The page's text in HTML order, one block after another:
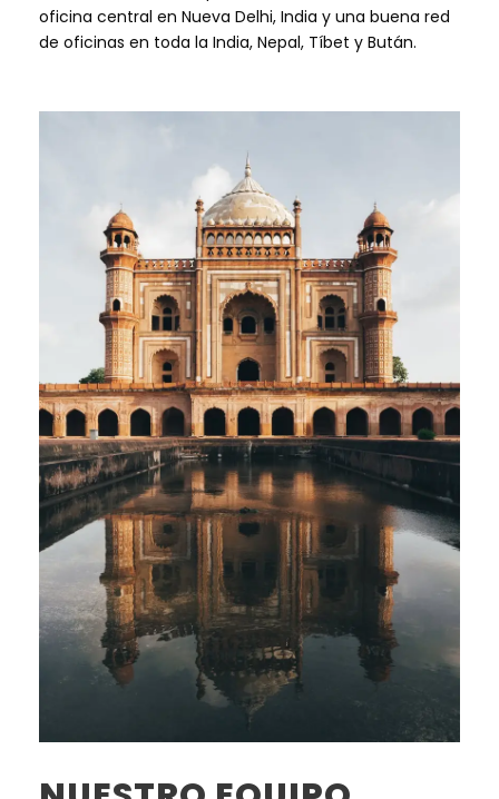
oficina central en Nueva Delhi, India y una buena red
de oficinas en toda la India, Nepal, Tíbet y Bután.